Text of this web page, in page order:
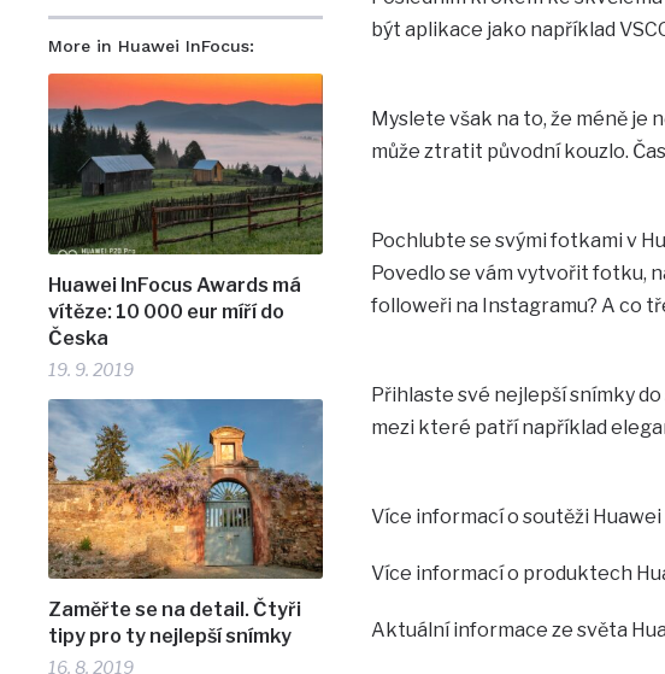
More in Huawei InFocus:
Huawei InFocus Awards má
vítěze: 10 000 eur míří do
Česka
19. 9. 2019
Zaměřte se na detail. Čtyři
tipy pro ty nejlepší snímky
16. 8. 2019
být aplikace jako například
Myslete však na to, že méně je
může ztratit původní kouzlo.
Pochlubte se svými fotkami v
Povedlo se vám vytvořit fotku,
followeři na Instagramu? A co
Přihlaste své nejlepší snímky
mezi které patří například
Více informací o soutěži
Více informací o produktech
Aktuální informace ze světa